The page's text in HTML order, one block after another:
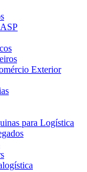
Exterior
para Logística